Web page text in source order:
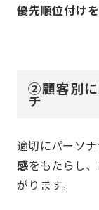
優先順位付け
②顧客別に
チ
適切にパーソ
感をもたらし、
がります。